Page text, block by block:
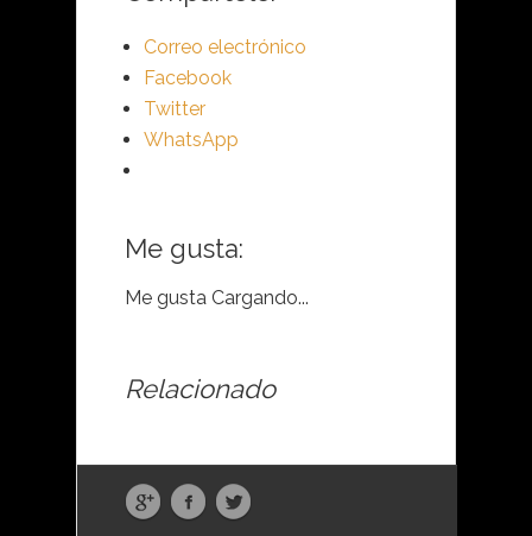
Correo electrónico
Facebook
Twitter
WhatsApp
Me gusta:
Me gusta Cargando...
Relacionado